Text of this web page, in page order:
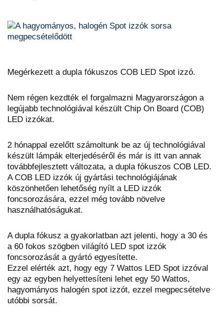
Megérkezett a dupla fókuszos COB LED Spot izzó.
Nem régen kezdték el forgalmazni Magyarországon a
legújabb technológiával készült Chip On Board (COB)
LED izzókat.
2 hónappal ezelőtt számoltunk be az új technológiával
készült lámpák elterjedéséről és már is itt van annak
továbbfejlesztett változata, a dupla fókuszos COB LED.
A COB LED izzók új gyártási technológiájának
köszönhetően lehetőség nyílt a LED izzók
foncsorozására, ezzel még tovább növelve
használhatóságukat.
A dupla fókusz a gyakorlatban azt jelenti, hogy a 30 és
a 60 fokos szögben világító LED spot izzók
foncsorozását a gyártó egyesítette.
Ezzel elérték azt, hogy egy 7 Wattos LED Spot izzóval
egy az egyben helyettesíteni lehet egy 50 Wattos,
hagyományos halogén spot izzót, ezzel megpecsételve
utóbbi sorsát.